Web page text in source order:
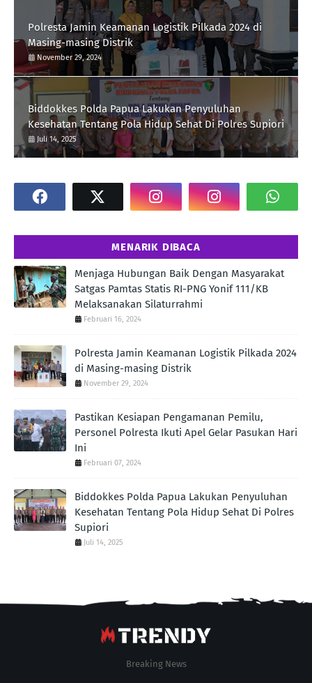
Polresta Jamin Keamanan Logistik Pilkada 2024 di
Masing-masing Distrik
November 29, 2024
Biddokkes Polda Papua Lakukan Penyuluhan
Kesehatan Tentang Pola Hidup Sehat Di Polres Supiori
Juli 14, 2025
MENARIK DIBACA
Menjaga Hubungan Baik Dengan Masyarakat
Satgas Pamtas Statis RI-PNG Yonif 111/KB
Melaksanakan Silaturrahmi
Februari 16, 2024
Polresta Jamin Keamanan Logistik Pilkada 2024
di Masing-masing Distrik
November 29, 2024
Pastikan Kesiapan Pengamanan Pemilu,
Personel Polresta Ikuti Apel Gelar Pasukan Hari
Ini
Februari 07, 2024
Biddokkes Polda Papua Lakukan Penyuluhan
Kesehatan Tentang Pola Hidup Sehat Di Polres
Supiori
Juli 14, 2025
Breaking News